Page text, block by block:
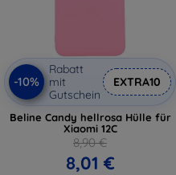
-10%
Rabatt
mit
Gutschein
EXTRA10
Beline Candy hellrosa Hülle für
Xiaomi 12C
8,90 €
8,01 €